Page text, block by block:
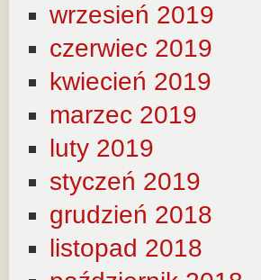
wrzesień 2019
czerwiec 2019
kwiecień 2019
marzec 2019
luty 2019
styczeń 2019
grudzień 2018
listopad 2018